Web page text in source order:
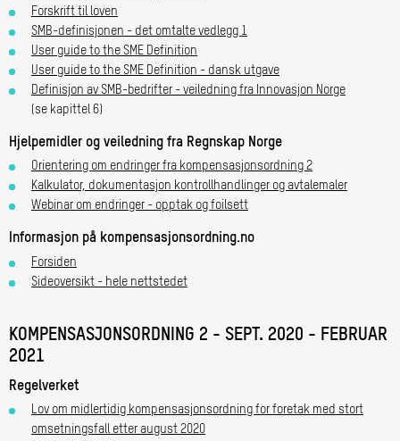
Forskrift til loven
SMB-definisjonen - det omtalte vedlegg 1
User guide to the SME Definition
User guide to the SME Definition - dansk utgave
Definisjon av SMB-bedrifter - veiledning fra Innovasjon Norge
(se kapittel 6)
Hjelpemidler og veiledning fra Regnskap Norge
Orientering om endringer fra kompensasjonsordning 2
Kalkulator, dokumentasjon kontrollhandlinger og avtalemaler
Webinar om endringer - opptak og foilsett
Informasjon på kompensasjonsordning.no
Forsiden
Sideoversikt - hele nettstedet
KOMPENSASJONSORDNING 2 - SEPT. 2020 - FEBRUAR
2021
Regelverket
Lov om midlertidig kompensasjonsordning for foretak med stort
omsetningsfall etter august 2020